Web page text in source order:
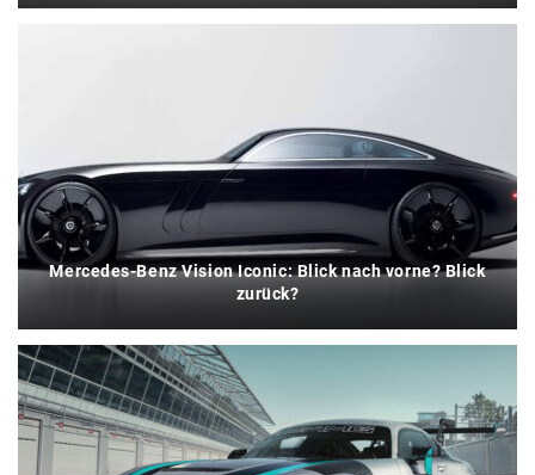
Mercedes-Benz Vision Iconic: Blick nach vorne? Blick
zurück?